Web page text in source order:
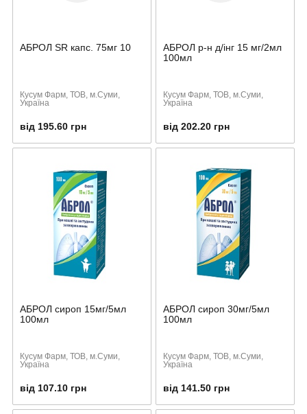
АБРОЛ SR капс. 75мг 10
Кусум Фарм, ТОВ, м.Суми,
Україна
від 195.60 грн
АБРОЛ р-н д/інг 15 мг/2мл
100мл
Кусум Фарм, ТОВ, м.Суми,
Україна
від 202.20 грн
АБРОЛ сироп 15мг/5мл
100мл
Кусум Фарм, ТОВ, м.Суми,
Україна
від 107.10 грн
АБРОЛ сироп 30мг/5мл
100мл
Кусум Фарм, ТОВ, м.Суми,
Україна
від 141.50 грн